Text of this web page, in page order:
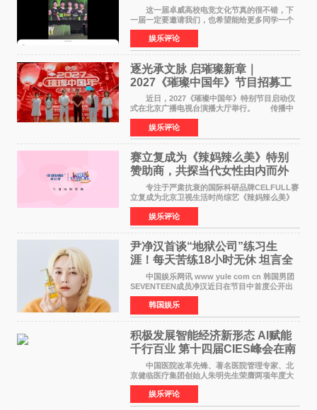
这一届卓威高校电竞文化节真的很不错，下
一届一定要邀请我们，也希望能给更多同学一个
来到现场的机会。 2026卓威高校电竞文化节
已经落下帷幕，在活动结束后，仍有不少高校电
竞社负责人和现
娱乐评论
逐光承文脉 启璀璨新章｜
2027《璀璨中国年》节目招募工
作圆满启动
近日，2027《璀璨中国年》特别节目启动仪
式在北京广播电视台演播大厅举行。 传播中
华优秀传统文化，弘扬纯正国风艺术，打造高规
格、高质感、正能量的文艺盛典，是璀璨中国年
矢志不渝的初心
娱乐评论
赛立复成为《辣妈辣么美》特别
赞助商，共探当代女性由内而外
活力美
专注于严肃抗衰的国际科研品牌CELFULL赛
立复成为北京卫视生活时尚综艺《辣妈辣么美》
的特别赞助商,明星辣妈袁咏仪倾情参与，向广大
都市女性传递健康生活新主张，寄语当代女性在
家庭与自我之间
娱乐评论
尹净汉首谈“地狱公司”练习生
涯！每天苦练18小时无休 坦言全
靠成员撑过来
中国娱乐网讯 www yule com cn 韩国男团
SEVENTEEN成员净汉近日在节目中首度公开出
道前的残酷练习生经历，并提及经纪公司Pledis
娱乐，引发广泛关注。 在8月2日播出的日本
TBS综艺节目《周
韩国娱乐
积极发展智能经济新形态 Al赋能
千行百业 第十四届CIES峰会在南
京盛大召开
中国医院改革先锋、著名医院管理专家、北
京健临医疗集团创始人朱明先生荣膺两项年度大
奖 2026年7月31日，盛夏金陵，长江之畔，
以重落地·真务实·强链接为主题的2026&lsquo;人
工智能+&rsquo
娱乐评论